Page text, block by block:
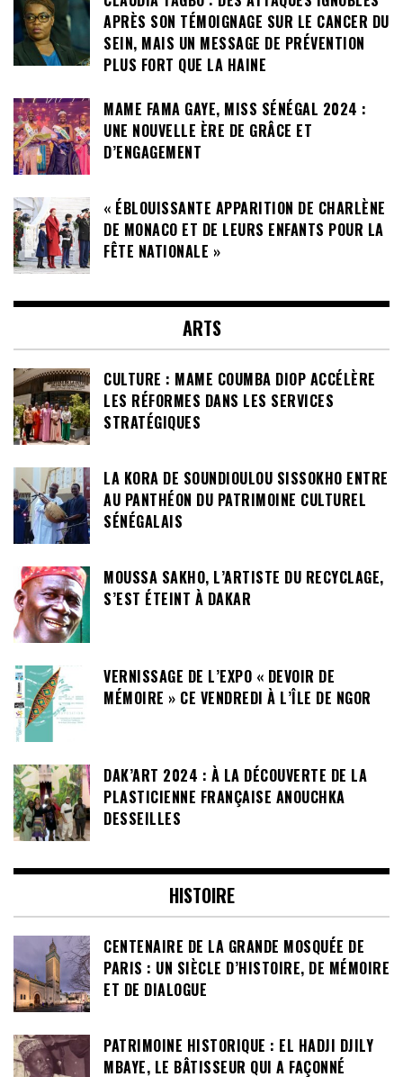
APRÈS SON TÉMOIGNAGE SUR LE CANCER DU
SEIN, MAIS UN MESSAGE DE PRÉVENTION
PLUS FORT QUE LA HAINE
MAME FAMA GAYE, MISS SÉNÉGAL 2024 :
UNE NOUVELLE ÈRE DE GRÂCE ET
D’ENGAGEMENT
« ÉBLOUISSANTE APPARITION DE CHARLÈNE
DE MONACO ET DE LEURS ENFANTS POUR LA
FÊTE NATIONALE »
ARTS
CULTURE : MAME COUMBA DIOP ACCÉLÈRE
LES RÉFORMES DANS LES SERVICES
STRATÉGIQUES
LA KORA DE SOUNDIOULOU SISSOKHO ENTRE
AU PANTHÉON DU PATRIMOINE CULTUREL
SÉNÉGALAIS
MOUSSA SAKHO, L’ARTISTE DU RECYCLAGE,
S’EST ÉTEINT À DAKAR
VERNISSAGE DE L’EXPO « DEVOIR DE
MÉMOIRE » CE VENDREDI À L’ÎLE DE NGOR
DAK’ART 2024 : À LA DÉCOUVERTE DE LA
PLASTICIENNE FRANÇAISE ANOUCHKA
DESSEILLES
HISTOIRE
CENTENAIRE DE LA GRANDE MOSQUÉE DE
PARIS : UN SIÈCLE D’HISTOIRE, DE MÉMOIRE
ET DE DIALOGUE
PATRIMOINE HISTORIQUE : EL HADJI DJILY
MBAYE, LE BÂTISSEUR QUI A FAÇONNÉ